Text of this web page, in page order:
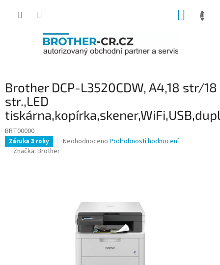
Brother DCP-L3520CDW, A4,18 str/18
str.,LED
BRT00000
Záruka 3 roky
Průměrné
hvězdiček.
Neohodnoceno Podrobnosti hodnocení
Značka: Brother